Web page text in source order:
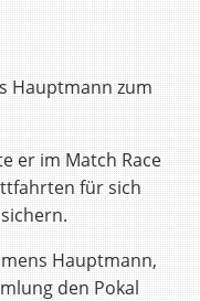
Hauptmann zum
er im Match Race
für sich
Hauptmann,
den Pokal